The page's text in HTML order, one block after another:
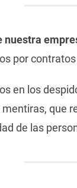
nuestra
por
en los
que
de las